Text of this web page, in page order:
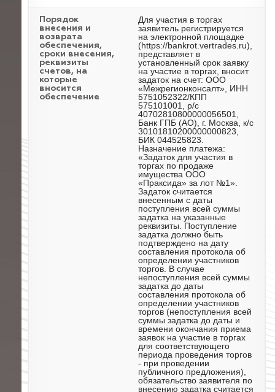
Порядок
внесения и
возврата
обеспечения,
сроки внесения,
реквизиты
счетов, на
которые
вносится
обеспечение
Для участия в торгах
заявитель регистрируется
на электронной площадке
(https://bankrot.vertrades.ru),
представляет в
установленный срок заявку
на участие в торгах, вносит
задаток на счет: ООО
«Межрегионконсалт», ИНН
5751052322/КПП
575101001, р/с
40702810800000056501,
Банк ГПБ (АО), г. Москва, к/с
30101810200000000823,
БИК 044525823.
Назначение платежа:
«Задаток для участия в
торгах по продаже
имущества ООО
«Праксида» за лот №1».
Задаток считается
внесенным с даты
поступления всей суммы
задатка на указанные
реквизиты. Поступление
задатка должно быть
подтверждено на дату
составления протокола об
определении участников
торгов. В случае
непоступления всей суммы
задатка до даты
составления протокола об
определении участников
торгов (непоступления всей
суммы задатка до даты и
времени окончания приема
заявок на участие в торгах
для соответствующего
периода проведения торгов
- при проведении
публичного предложения),
обязательство заявителя по
внесению задатка считается